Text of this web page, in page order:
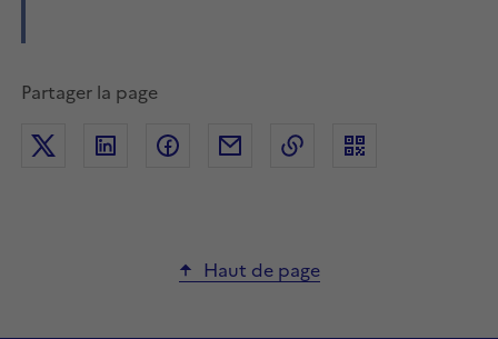
Partager la page
Partager sur Twitter
Partager sur LinkedIn
Partager sur Facebook
Partager par mailCopier dans le
Haut de page